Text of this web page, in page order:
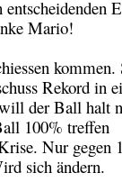
Mario!
kommen.
Rekord in
der Ball halt
100% treffen
Nur gegen
sich ändern.